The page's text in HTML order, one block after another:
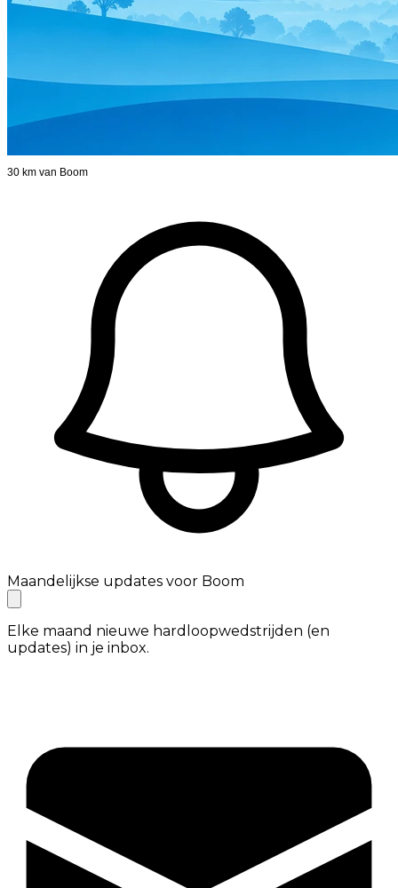
30 km van Boom
Maandelijkse updates voor Boom
Elke maand nieuwe hardloopwedstrijden (en
updates) in je inbox.